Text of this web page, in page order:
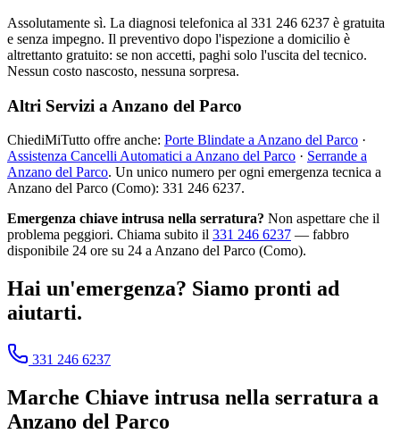
Assolutamente sì. La diagnosi telefonica al 331 246 6237 è gratuita
e senza impegno. Il preventivo dopo l'ispezione a domicilio è
altrettanto gratuito: se non accetti, paghi solo l'uscita del tecnico.
Nessun costo nascosto, nessuna sorpresa.
Altri Servizi a Anzano del Parco
ChiediMiTutto offre anche: Porte Blindate a Anzano del Parco ·
Assistenza Cancelli Automatici a Anzano del Parco · Serrande a
Anzano del Parco. Un unico numero per ogni emergenza tecnica a
Anzano del Parco (Como): 331 246 6237.
Emergenza chiave intrusa nella serratura? Non aspettare che il
problema peggiori. Chiama subito il 331 246 6237 — fabbro
disponibile 24 ore su 24 a Anzano del Parco (Como).
Hai un'emergenza? Siamo pronti ad
aiutarti.
331 246 6237
Marche Chiave intrusa nella serratura a
Anzano del Parco